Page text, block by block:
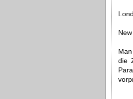
die